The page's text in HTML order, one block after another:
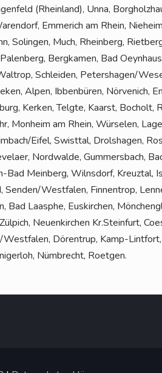
(Rhein­land), Unna,
Emme­rich am Rhein,
Solin­gen, Much, Rhein­berg,
Berg­ka­men, Bad
Schlei­den, Petershagen/
Alpen, Ibben­bü­ren, Nör­ve­nich,
Ker­ken, Telg­te, Kaarst, Bocholt,
Mon­heim am Rhein, Wür­se­len,
Eifel, Swist­tal, Drol­s­ha­gen,
Nord­wal­de, Gum­mers­bach,
Bad Mein­berg, Wilns­dorf, Kreuz­tal,
Senden/Westfalen, Fin­nen­trop,
Bad Laas­phe, Eus­kir­chen,
Neu­en­kir­chen Kr.Steinfurt,
Dör­en­trup, Kamp-
Nüm­brecht, Roetgen.